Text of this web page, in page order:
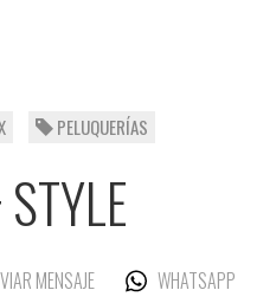
PELUQUERÍAS
MENSAJE WHATSAPP